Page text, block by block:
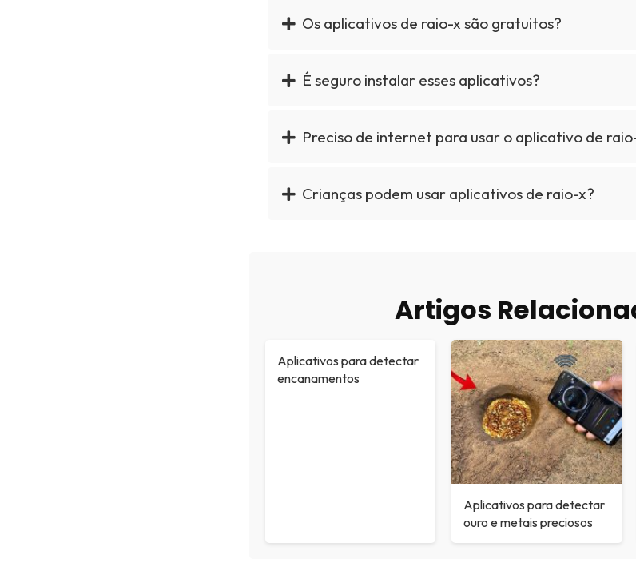
Os aplicativos de raio-x são gratuitos?
É seguro instalar esses aplicativos?
Preciso de internet para usar o aplicativo de
Crianças podem usar aplicativos de raio-x?
Artigos
Aplicativos para detectar
encanamentos
Aplicativos para detectar
ouro e metais preciosos